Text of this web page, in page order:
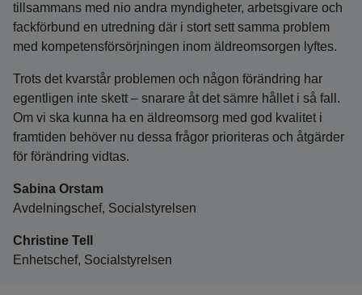
tillsammans med nio andra myndigheter, arbetsgivare och
fackförbund en utredning där i stort sett samma problem
med kompetensförsörjningen inom äldreomsorgen lyftes.
Trots det kvarstår problemen och någon förändring har
egentligen inte skett – snarare åt det sämre hållet i så fall.
Om vi ska kunna ha en äldreomsorg med god kvalitet i
framtiden behöver nu dessa frågor prioriteras och åtgärder
för förändring vidtas.
Sabina Orstam
Avdelningschef, Socialstyrelsen
Christine Tell
Enhetschef, Socialstyrelsen